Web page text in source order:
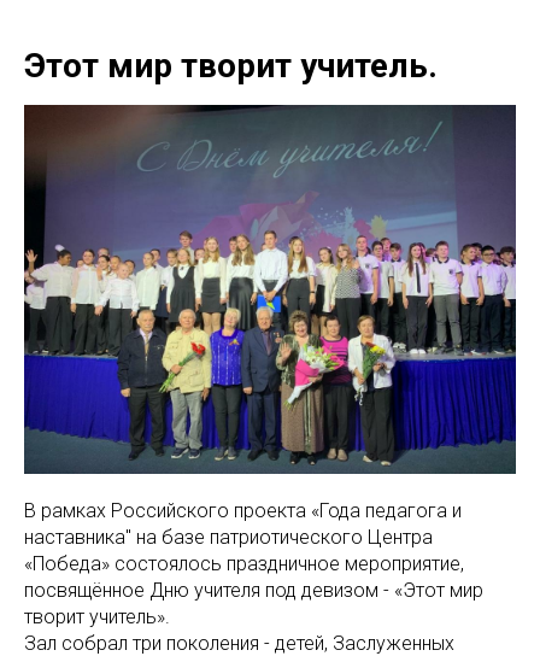
Этот мир творит учитель.
В рамках Российского проекта «Года педагога и
наставника" на базе патриотического Центра
«Победа» состоялось праздничное мероприятие,
посвящённое Дню учителя под девизом - «Этот мир
творит учитель».
Зал собрал три поколения - детей, Заслуженных